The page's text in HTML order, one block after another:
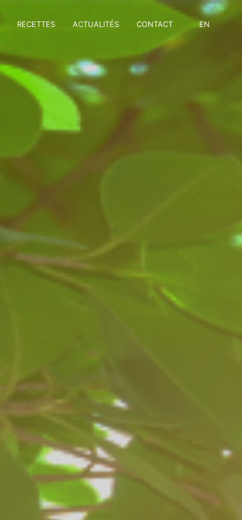
RECETTES ACTUALITÉS CONTACT EN